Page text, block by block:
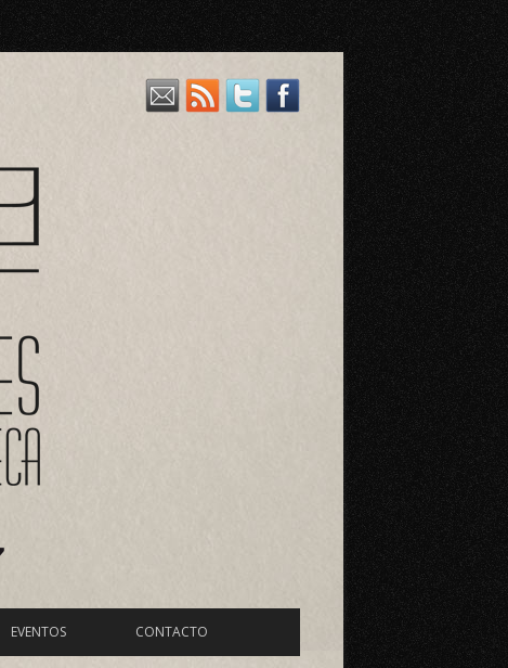
variedad de vinos riojanos, también aceites, cervezas y licores.
EVENTOS CONTACTO